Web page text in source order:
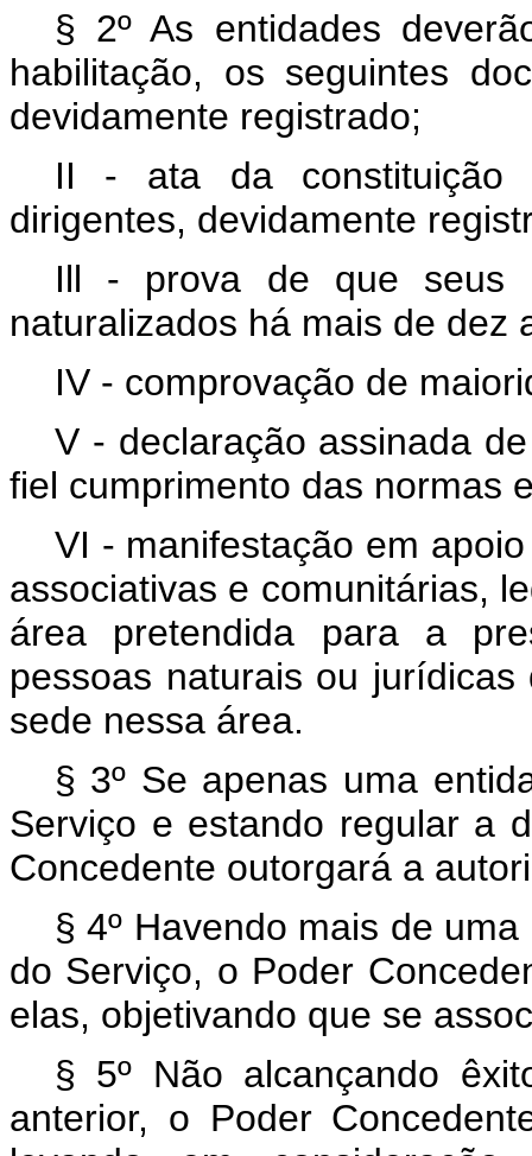
§ 2º As entidades
habilitação, os seguintes
devidamente registrado;
II - ata da constituição
dirigentes, devidamente
Ill - prova de que seus
naturalizados há mais de dez
IV - comprovação de
V - declaração assinada
fiel cumprimento das normas
VI - manifestação em
associativas e comunitárias,
área pretendida para a
pessoas naturais ou
sede nessa área.
§ 3º Se apenas uma
Serviço e estando regular a
Concedente outorgará a
§ 4º Havendo mais de
do Serviço, o Poder
elas, objetivando que se
§ 5º Não alcançando
anterior, o Poder